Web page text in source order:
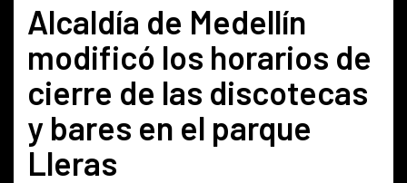
Alcaldía de Medellín
modificó los horarios de
cierre de las discotecas
y bares en el parque
Lleras